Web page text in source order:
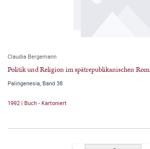
Claudia Bergemann
Politik und Religion im spätrepublikanischen Rom
Palingenesia, Band 38
1992 | Buch - Kartoniert